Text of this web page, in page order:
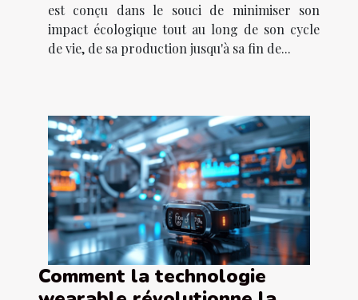
est conçu dans le souci de minimiser son
impact écologique tout au long de son cycle
de vie, de sa production jusqu'à sa fin de...
Comment la technologie